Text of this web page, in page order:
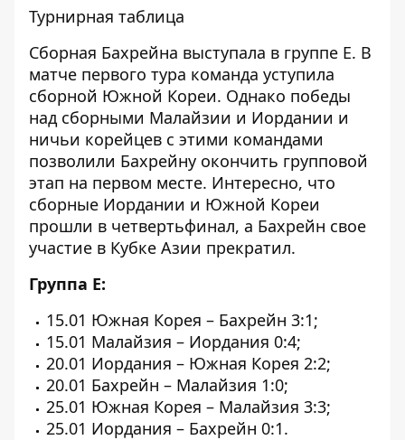
Турнирная таблица
Сборная Бахрейна выступала в группе E. В
матче первого тура команда уступила
сборной Южной Кореи. Однако победы
над сборными Малайзии и Иордании и
ничьи корейцев с этими командами
позволили Бахрейну окончить групповой
этап на первом месте. Интересно, что
сборные Иордании и Южной Кореи
прошли в четвертьфинал, а Бахрейн свое
участие в Кубке Азии прекратил.
Группа E:
15.01 Южная Корея – Бахрейн 3:1;
15.01 Малайзия – Иордания 0:4;
20.01 Иордания – Южная Корея 2:2;
20.01 Бахрейн – Малайзия 1:0;
25.01 Южная Корея – Малайзия 3:3;
25.01 Иордания – Бахрейн 0:1.